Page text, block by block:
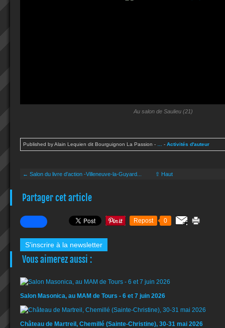
Au salon de Saulieu (21)
Published by Alain Lequien dit Bourguignon La Passion - - Activités d'auteur
← Salon du livre d'action -Villeneuve-la-Guyard... ⇧ Haut
Partager cet article
Repost 0
S'inscrire à la newsletter
Vous aimerez aussi :
Salon Masonica, au MAM de Tours - 6 et 7 juin 2026
Château de Martreil, Chemillé (Sainte-Christine), 30-31 mai 2026